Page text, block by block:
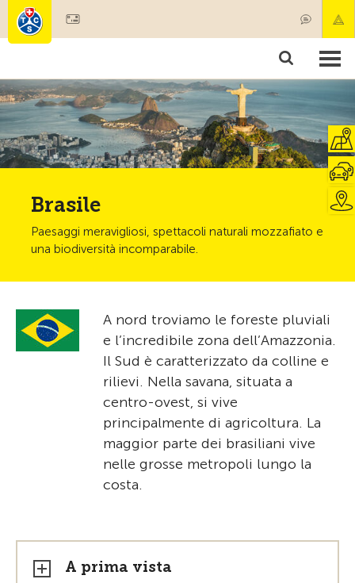
Societariato & prestazioni
Test, sicurezza & salute
Brasile
Paesaggi meravigliosi, spettacoli naturali mozzafiato e
una biodiversità incomparabile.
A nord troviamo le foreste pluviali
e l’incredibile zona dell’Amazzonia.
Il Sud è caratterizzato da colline e
rilievi. Nella savana, situata a
centro-ovest, si vive
principalmente di agricoltura. La
maggior parte dei brasiliani vive
nelle grosse metropoli lungo la
costa.
A prima vista